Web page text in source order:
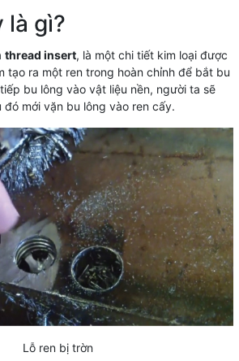
là gì?
thread insert, là một chi tiết kim loại được
tạo ra một ren trong hoàn chỉnh để bắt bu
bu lông vào vật liệu nền, người ta sẽ
mới vặn bu lông vào ren cấy.
Lỗ ren bị trờn